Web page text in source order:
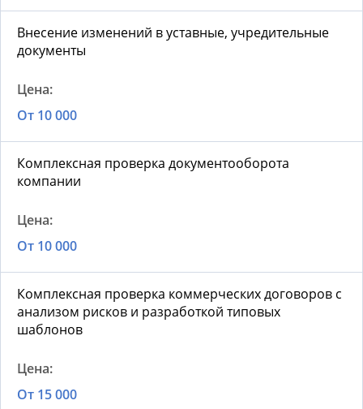
Внесение изменений в уставные, учредительные
документы
От 10 000
Комплексная проверка документооборота
компании
От 10 000
Комплексная проверка коммерческих договоров с
анализом рисков и разработкой типовых
шаблонов
От 15 000